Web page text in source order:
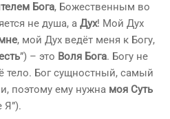
Бога, Божественным во
не душа, а Дух! Мой Дух
, мой Дух ведёт меня к Богу,
”) – это Воля Бога. Богу не
тело. Бог сущностный, самый
поэтому ему нужна моя Суть
Я”).